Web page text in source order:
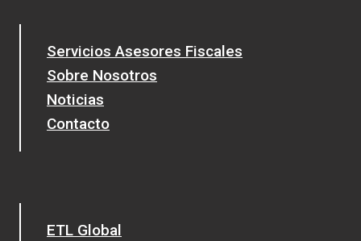
Servicios Asesores Fiscales
Sobre Nosotros
Noticias
Contacto
ETL Global